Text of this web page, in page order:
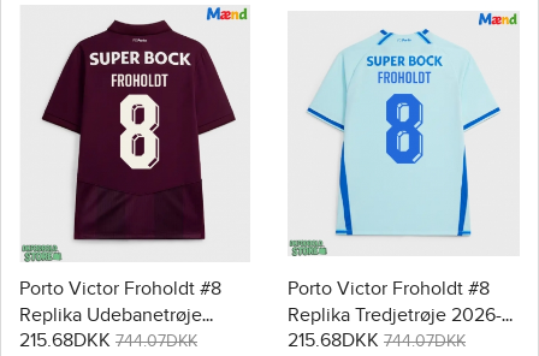
Porto Victor Froholdt #8
Replika Udebanetrøje
2026-27 Kortærmet
215.68DKK 744.07DKK
Porto Victor Froholdt #8
Replika Tredjetrøje 2026-
27 Kortærmet
215.68DKK 744.07DKK